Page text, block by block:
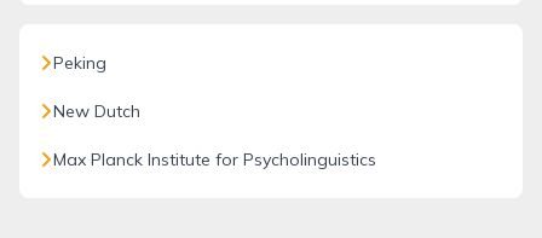
Peking
New Dutch
Max Planck Institute for Psycholinguistics